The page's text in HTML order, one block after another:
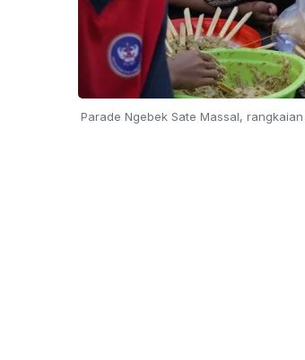
Parade Ngebek Sate Massal,